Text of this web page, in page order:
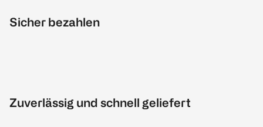
Sicher bezahlen
Zuverlässig und schnell geliefert